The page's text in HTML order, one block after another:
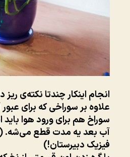
انجام اینکار چندتا نکته‌ی ریز
علاوه بر سوراخی که برای
سوراخ هم برای ورود هوا باید
آب بعد یه مدت قطع می‌شه. (و
فیزیک دبیرستان!)